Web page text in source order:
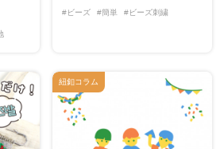
#ビーズ #簡単 #ビーズ刺繍
紐釦コラム